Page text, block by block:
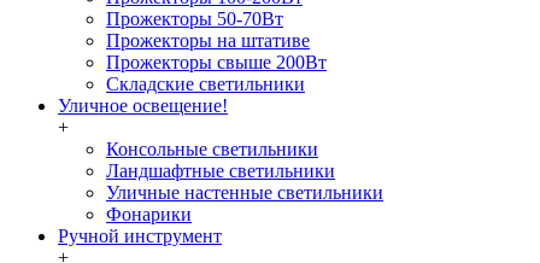
Прожекторы 50-70Вт
Прожекторы на штативе
Прожекторы свыше 200Вт
Складские светильники
Уличное освещение!
+
Консольные светильники
Ландшафтные светильники
Уличные настенные светильники
Фонарики
Ручной инструмент
+